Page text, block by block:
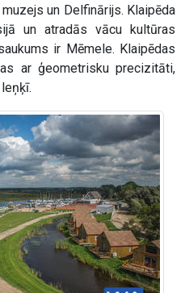
un Delfinārijs. Klaipēda
un atradās vācu kultūras
ir Mēmele. Klaipēdas
ar ģeometrisku precizitāti,